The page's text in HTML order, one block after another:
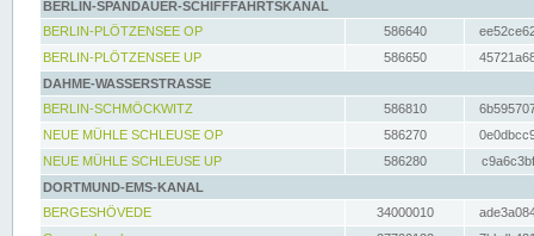
BERLIN-SPANDAUER-SCHIFFFAHRTSKANAL
BERLIN-PLÖTZENSEE OP
586640
BERLIN-PLÖTZENSEE UP
586650
DAHME-WASSERSTRASSE
BERLIN-SCHMÖCKWITZ
586810
NEUE MÜHLE SCHLEUSE OP
586270
NEUE MÜHLE SCHLEUSE UP
586280
DORTMUND-EMS-KANAL
BERGESHÖVEDE
34000010